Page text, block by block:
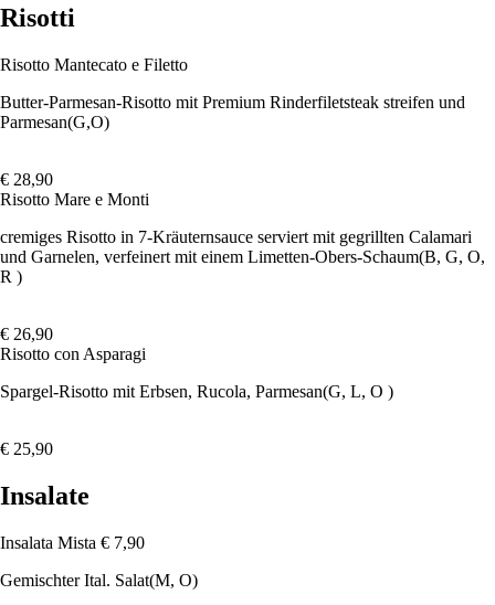
Risotti
Risotto Mantecato e Filetto
Butter-Parmesan-Risotto mit Premium Rinderfiletsteak streifen und
Parmesan(G,O)
€ 28,90
Risotto Mare e Monti
cremiges Risotto in 7-Kräuternsauce serviert mit gegrillten Calamari
und Garnelen, verfeinert mit einem Limetten-Obers-Schaum(B, G, O,
R )
€ 26,90
Risotto con Asparagi
Spargel-Risotto mit Erbsen, Rucola, Parmesan(G, L, O )
€ 25,90
Insalate
Insalata Mista € 7,90
Gemischter Ital. Salat(M, O)